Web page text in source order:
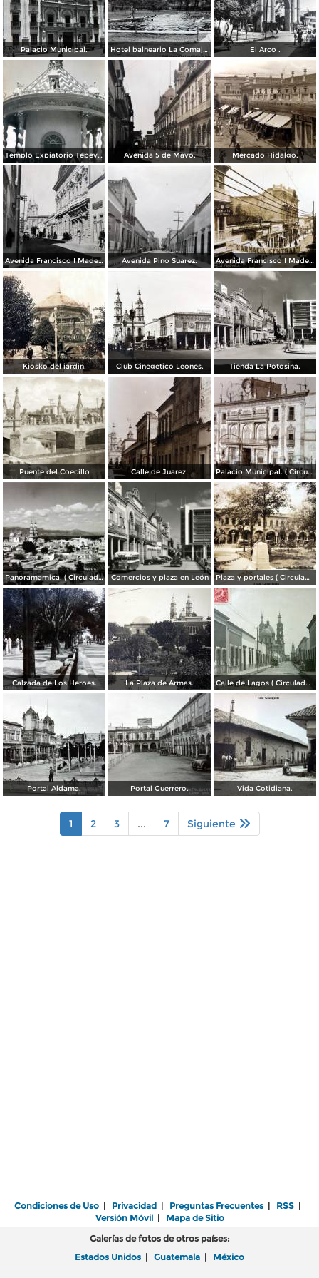
Palacio Municipal. Hotel balneario La Comajilla León, Guanajuato El Arco .
Templo Expiatorio Tepeyac. Avenida 5 de Mayo. Mercado Hidalgo.
Avenida Francisco I Madero. Avenida Pino Suarez. Avenida Francisco I Madero.
Kiosko del jardin. Club Cinegetico Leones. Tienda La Potosina.
Puente del Coecillo Calle de Juarez. Palacio Municipal. ( Circulada el 23 de Julio de 1924 ).
Panoramamica. ( Circulada el 6 de Febrero de 1947 ). Comercios y plaza en León Plaza y portales ( Circulada el 4 de Agosto de 1929 ).
Calzada de Los Heroes. La Plaza de Armas. Calle de Lagos ( Circulada el 27 de Mayo de 1909 ).
Portal Aldama. Portal Guerrero. Vida Cotidiana.
1 2 3 ... 7 Siguiente
Condiciones de Uso | Privacidad | Preguntas Frecuentes | RSS |
Versión Móvil| Mapa de Sitio
Galerías de fotos de otros países:
Estados Unidos | Guatemala | México